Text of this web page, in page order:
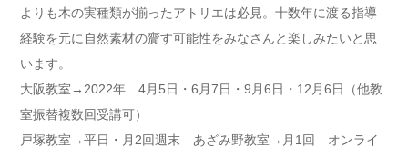
よりも木の実種類が揃ったアトリエは必見。十数年に渡る指導
経験を元に自然素材の齎す可能性をみなさんと楽しみたいと思
います。
大阪教室→2022年 4月5日・6月7日・9月6日・12月6日（他教
室振替複数回受講可）
戸塚教室→平日・月2回週末 あざみ野教室→月1回 オンライ